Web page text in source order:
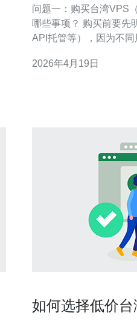
问题一：购买台湾VPS
哪些事项？ 购买前要先
API托管等），因为不
或优化线路的提供商，
2026年4月19日
如何选择低价